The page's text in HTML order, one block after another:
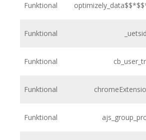
Funktional
Funktional _uetsid
Funktional
Funktional
Funktional